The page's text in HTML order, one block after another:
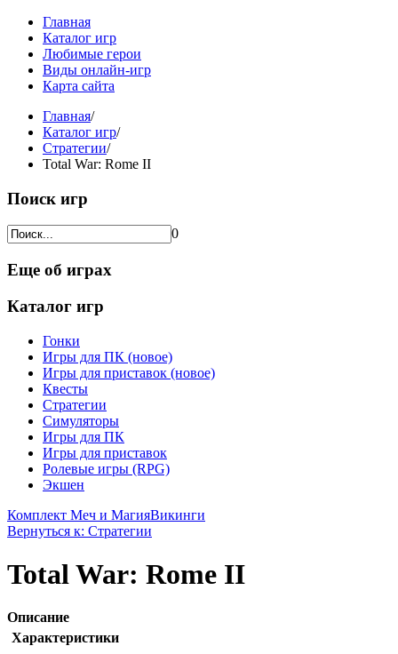
Главная
Каталог игр
Любимые герои
Виды онлайн-игр
Карта сайта
Главная/
Каталог игр/
Стратегии/
Total War: Rome II
Поиск игр
0
Еще об играх
Каталог игр
Гонки
Игры для ПК (новое)
Игры для приставок (новое)
Квесты
Стратегии
Симуляторы
Игры для ПК
Игры для приставок
Ролевые игры (RPG)
Экшен
Комплект Меч и МагияВикинги
Вернуться к: Стратегии
Total War: Rome II
Описание
Характеристики